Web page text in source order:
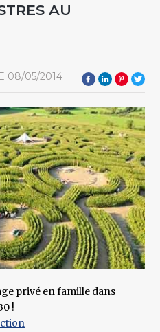
AU
08/05/2014
privé en famille dans
!